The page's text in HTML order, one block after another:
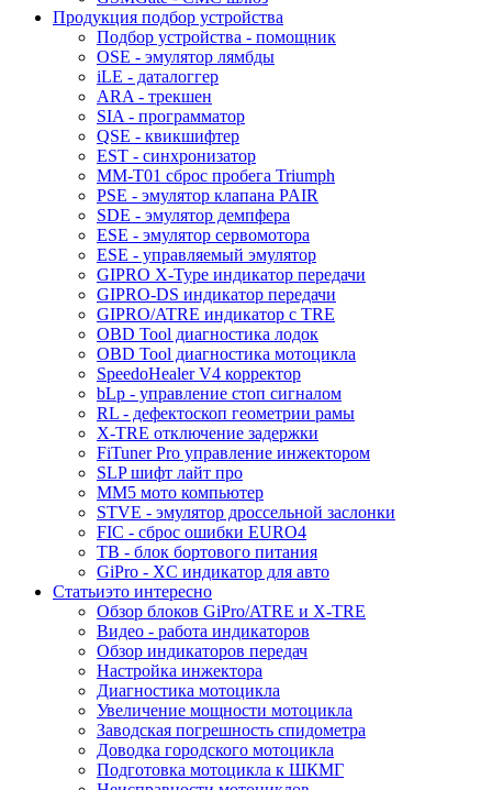
Продукция подбор устройства
Подбор устройства - помощник
OSE - эмулятор лямбды
iLE - даталоггер
ARA - трекшен
SIA - программатор
QSE - квикшифтер
EST - синхронизатор
MM-T01 сброс пробега Triumph
PSE - эмулятор клапана PAIR
SDE - эмулятор демпфера
ESE - эмулятор сервомотора
ESE - управляемый эмулятор
GIPRO X-Type индикатор передачи
GIPRO-DS индикатор передачи
GIPRO/ATRE индикатор с TRE
OBD Tool диагностика лодок
OBD Tool диагностика мотоцикла
SpeedoHealer V4 корректор
bLp - управление стоп сигналом
RL - дефектоскоп геометрии рамы
X-TRE отключение задержки
FiTuner Pro управление инжектором
SLP шифт лайт про
MM5 мото компьютер
STVE - эмулятор дроссельной заслонки
FIC - сброс ошибки EURO4
TB - блок бортового питания
GiPro - XC индикатор для авто
Статьиэто интересно
Обзор блоков GiPro/ATRE и X-TRE
Видео - работа индикаторов
Обзор индикаторов передач
Настройка инжектора
Диагноcтика мотоцикла
Увеличение мощности мотоцикла
Заводская погрешность спидометра
Доводка городского мотоцикла
Подготовка мотоцикла к ШКМГ